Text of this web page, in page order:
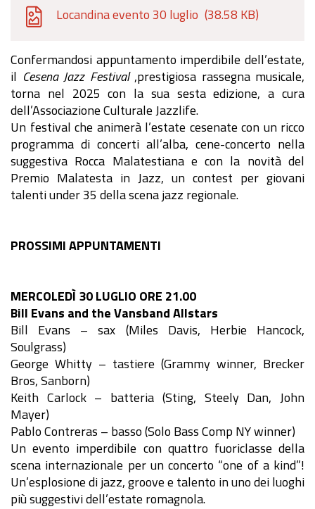
Confermandosi appuntamento imperdibile dell’estate,
il Cesena Jazz Festival,prestigiosa rassegna musicale,
torna nel 2025 con la sua sesta edizione, a cura
dell’Associazione Culturale Jazzlife.
Un festival che animerà l’estate cesenate con un ricco
programma di concerti all’alba, cene-concerto nella
suggestiva Rocca Malatestiana e con la novità del
Premio Malatesta in Jazz, un contest per giovani
talenti under 35 della scena jazz regionale.
PROSSIMI APPUNTAMENTI
MERCOLEDÌ 30 LUGLIO ORE 21.00
Bill Evans and the Vansband Allstars
Bill Evans – sax (Miles Davis, Herbie Hancock,
Soulgrass)
George Whitty – tastiere (Grammy winner, Brecker
Bros, Sanborn)
Keith Carlock – batteria (Sting, Steely Dan, John
Mayer)
Pablo Contreras – basso (Solo Bass Comp NY winner)
Un evento imperdibile con quattro fuoriclasse della
scena internazionale per un concerto “one of a kind”!
Un’esplosione di jazz, groove e talento in uno dei luoghi
più suggestivi dell’estate romagnola.
Locandina evento 30 luglio (38.58 KB)